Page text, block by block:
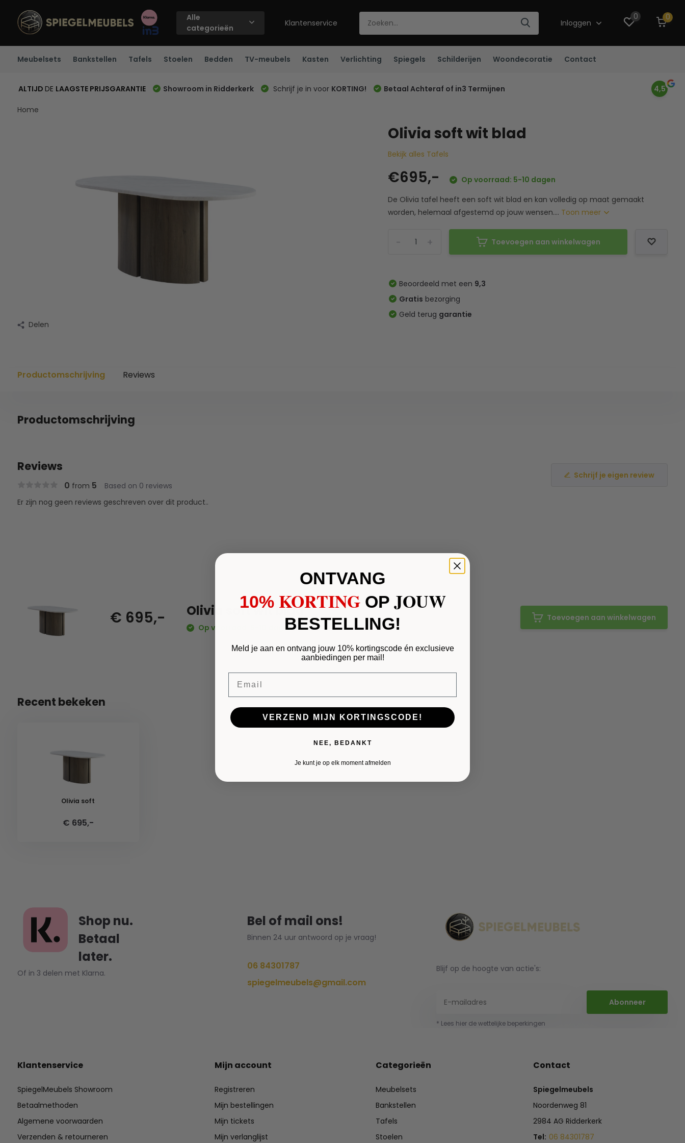
Alle
categorieën
Klantenservice Inloggen
0 0
Meubelsets Bankstellen Tafels Stoelen Bedden TV-meubels Kasten Verlichting Spiegels Schilderijen Woondecoratie Contact
ALTIJD DE LAAGSTE PRIJSGARANTIE Showroom in Ridderkerk Schrijf je in voor KORTING! Betaal Achteraf of in3 Termijnen 4,5
Home
Delen
Olivia soft wit blad
Bekijk alles Tafels
€695,-
Op voorraad: 5-10 dagen
De Olivia tafel heeft een soft wit blad en kan volledig op maat gemaakt
worden, helemaal afgestemd op jouw wensen.... Toon meer
+
- Toevoegen aan winkelwagen
Beoordeeld met een 9,3
Gratis bezorging
Geld terug garantie
Productomschrijving Reviews
Productomschrijving
Reviews
0 from 5 Based on 0 reviews
Schrijf je eigen review
Er zijn nog geen reviews geschreven over dit product..
€ 695,- Olivia soft wit blad
Op voorraad: 5-10 dagen
Toevoegen aan winkelwagen
Recent bekeken
Olivia soft
€ 695,-
Shop nu.
Betaal
later.
Of in 3 delen met Klarna.
Bel of mail ons!
Binnen 24 uur antwoord op je vraag!
06 84301787
spiegelmeubels@gmail.com
Blijf op de hoogte van actie's:
Abonneer
* Lees hier de wettelijke beperkingen
Klantenservice
SpiegelMeubels Showroom
Betaalmethoden
Algemene voorwaarden
Verzenden & retourneren
Mijn account
Registreren
Mijn bestellingen
Mijn tickets
Mijn verlanglijst
Categorieën
Meubelsets
Bankstellen
Tafels
Stoelen
Contact
Spiegelmeubels
Noordenweg 81
2984 AG Ridderkerk
Tel: 06 84301787
ONTVANG
10%​ KORTING OP JOUW
BESTELLING!
Meld je aan en ontvang jouw 10% kortingscode én exclusieve
aanbiedingen per mail!
VERZEND MIJN KORTINGSCODE!
NEE, BEDANKT
Je kunt je op elk moment afmelden